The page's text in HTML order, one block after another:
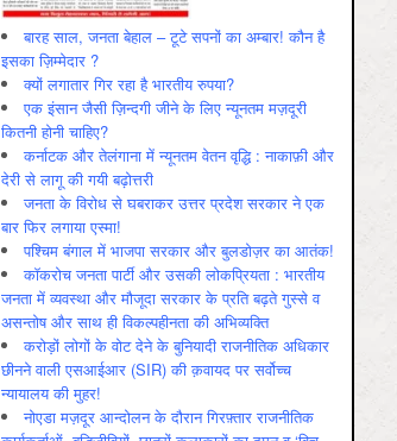
बारह साल, जनता बेहाल – टूटे सपनों का अम्बार! कौन है
इसका ज़िम्मेदार ?
क्यों लगातार गिर रहा है भारतीय रुपया?
एक इंसान जैसी ज़िन्दगी जीने के लिए न्यूनतम मज़दूरी
कितनी होनी चाहिए?
कर्नाटक और तेलंगाना में न्यूनतम वेतन वृद्धि : नाकाफ़ी और
देरी से लागू की गयी बढ़ोत्तरी
जनता के विरोध से घबराकर उत्तर प्रदेश सरकार ने एक
बार फिर लगाया एस्मा!
पश्चिम बंगाल में भाजपा सरकार और बुलडोज़र का आतंक!
कॉकरोच जनता पार्टी और उसकी लोकप्रियता : भारतीय
जनता में व्‍यवस्‍था और मौजूदा सरकार के प्रति बढ़ते गुस्‍से व
असन्‍तोष और साथ ही विकल्‍पहीनता की अभिव्‍यक्ति
करोड़ों लोगों के वोट देने के बुनियादी राजनीतिक अधिकार
छीनने वाली एसआईआर (SIR) की क़वायद पर सर्वोच्च
न्यायालय की मुहर!
नोएडा मज़दूर आन्दोलन के दौरान गिरफ़्तार राजनीतिक